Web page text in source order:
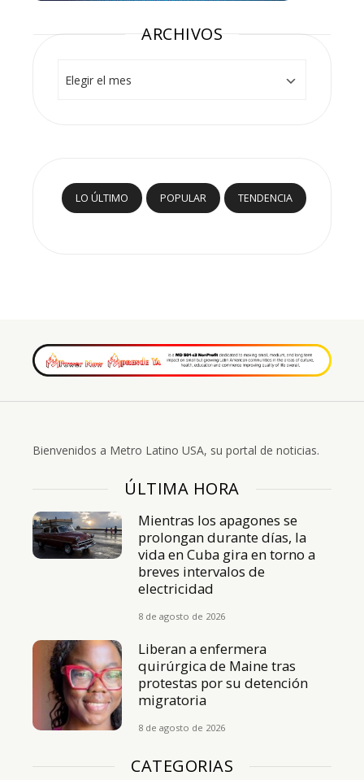
ARCHIVOS
LO ÚLTIMO POPULAR TENDENCIA
Bienvenidos a Metro Latino USA, su portal de noticias.
ÚLTIMA HORA
Mientras los apagones se
prolongan durante días, la
vida en Cuba gira en torno a
breves intervalos de
electricidad
8 de agosto de 2026
Liberan a enfermera
quirúrgica de Maine tras
protestas por su detención
migratoria
8 de agosto de 2026
CATEGORIAS